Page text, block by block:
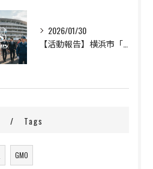
2026/01/30
Tags
GMO